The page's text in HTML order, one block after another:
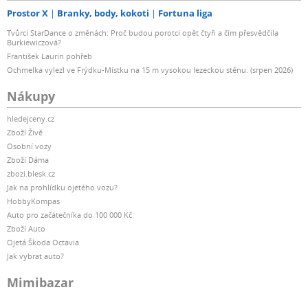
Prostor X Branky, body, kokoti Fortuna liga
Tvůrci StarDance o změnách: Proč budou porotci opět čtyři a čím přesvědčila
Burkiewiczová?
František Laurin pohřeb
Ochmelka vylezl ve Frýdku-Místku na 15 m vysokou lezeckou stěnu. (srpen 2026)
Nákupy
hledejceny.cz
Zboží Živě
Osobní vozy
Zboží Dáma
zbozi.blesk.cz
Jak na prohlídku ojetého vozu?
HobbyKompas
Auto pro začátečníka do 100 000 Kč
Zboží Auto
Ojetá Škoda Octavia
Jak vybrat auto?
Mimibazar